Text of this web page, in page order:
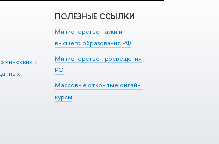
и
ПОЛЕЗНЫЕ ССЫЛКИ
Министерство науки и
высшего образования РФ
Министерство просвещения
РФ
Массовые открытые онлайн-
курсы